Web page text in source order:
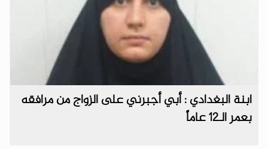
ابنة البغدادي : أبي أجبرني على الزواج من مرافقه
بعمر الـ12 عاماً